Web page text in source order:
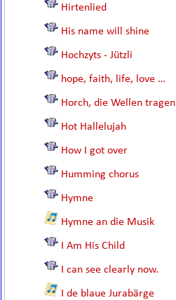
Hirtenlied
His name will shine
Hochzyts - Jützli
hope, faith, life, love …
Horch, die Wellen tragen
Hot Hallelujah
How I got over
Humming chorus
Hymne
Hymne an die Musik
I Am His Child
I can see clearly now.
I de blaue Jurabärge